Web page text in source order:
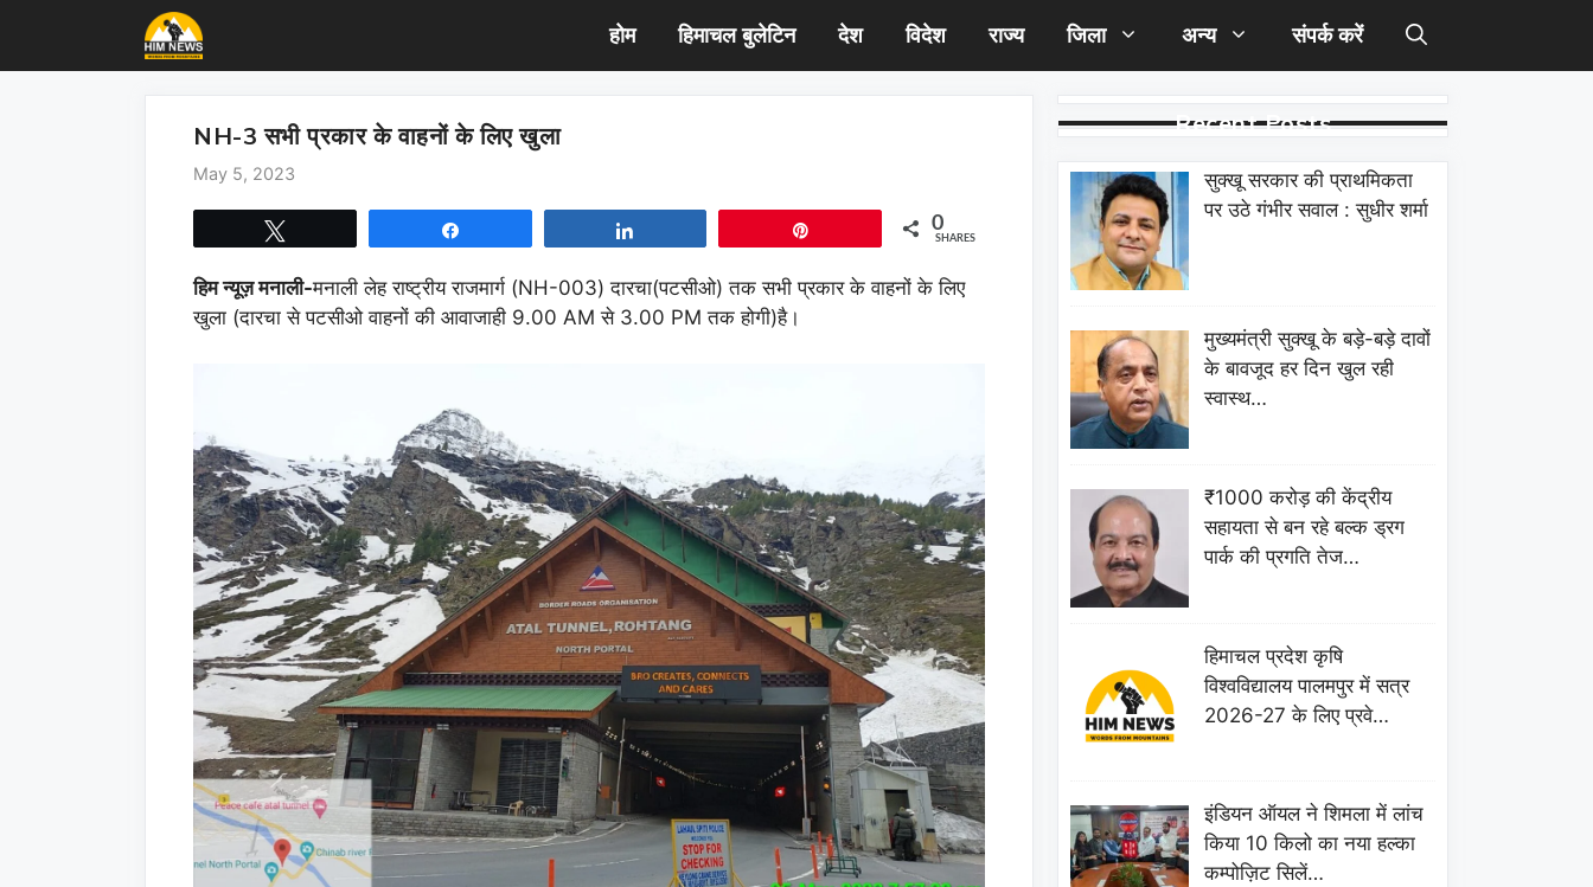
content
होम हिमाचल बुलेटिन देश विदेश राज्य जिला अन्य संपर्क करें
NH-3 सभी प्रकार के वाहनों के लिए खुला
May 5, 2023
0
SHARES
हिम न्यूज़ मनाली-मनाली लेह राष्ट्रीय राजमार्ग (NH-003) दारचा(पटसीओ) तक सभी प्रकार के वाहनों के लिए
खुला (दारचा से पटसीओ वाहनों की आवाजाही 9.00 AM से 3.00 PM तक होगी)है।
Recent Posts
सुक्खू सरकार की प्राथमिकता
पर उठे गंभीर सवाल : सुधीर शर्मा
मुख्यमंत्री सुक्खू के बड़े-बड़े दावों
के बावजूद हर दिन खुल रही
स्वास्थ…
₹1000 करोड़ की केंद्रीय
सहायता से बन रहे बल्क ड्रग
पार्क की प्रगति तेज…
हिमाचल प्रदेश कृषि
विश्वविद्यालय पालमपुर में सत्र
2026-27 के लिए प्रवे…
इंडियन ऑयल ने शिमला में लांच
किया 10 किलो का नया हल्का
कम्पोज़िट सिलें…